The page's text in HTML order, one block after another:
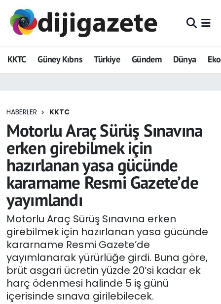
KKTC Güney Kıbrıs Türkiye Gündem Dünya
HABERLER KKTC
Motorlu Araç Sürüş Sınavına
erken girebilmek için
hazırlanan yasa gücünde
kararname Resmi Gazete’de
yayımlandı
Motorlu Araç Sürüş Sınavına erken
girebilmek için hazırlanan yasa gücünde
kararname Resmi Gazete’de
yayımlanarak yürürlüğe girdi. Buna göre,
brüt asgari ücretin yüzde 20’si kadar ek
harç ödenmesi halinde 5 iş günü
içerisinde sınava girilebilecek.
ADVERTORIAL
Dijigazete
Eğitim
Ekonomi
Foto Galeri
GEZİ
Güncel
Gündem
KKTC
KKTC YEREL SEÇİM 2018
Hava Durumu
Trafik Durumu
Tüm Manşetler
Son Dakika Haberleri
Haber Arşivi